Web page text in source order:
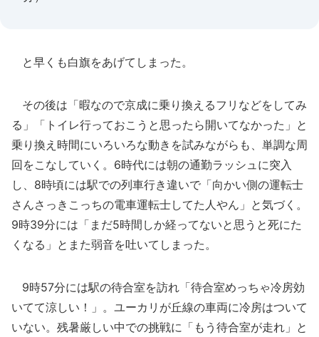
と早くも白旗をあげてしまった。
その後は「暇なので京成に乗り換えるフリなどをしてみ
る」「トイレ行っておこうと思ったら開いてなかった」と
乗り換え時間にいろいろな動きを試みながらも、単調な周
回をこなしていく。6時代には朝の通勤ラッシュに突入
し、8時頃には駅での列車行き違いで「向かい側の運転士
さんさっきこっちの電車運転士してた人やん」と気づく。
9時39分には「まだ5時間しか経ってないと思うと死にた
くなる」とまた弱音を吐いてしまった。
9時57分には駅の待合室を訪れ「待合室めっちゃ冷房効
いてて涼しい！」。ユーカリが丘線の車両に冷房はついて
いない。残暑厳しい中での挑戦に「もう待合室が走れ」と